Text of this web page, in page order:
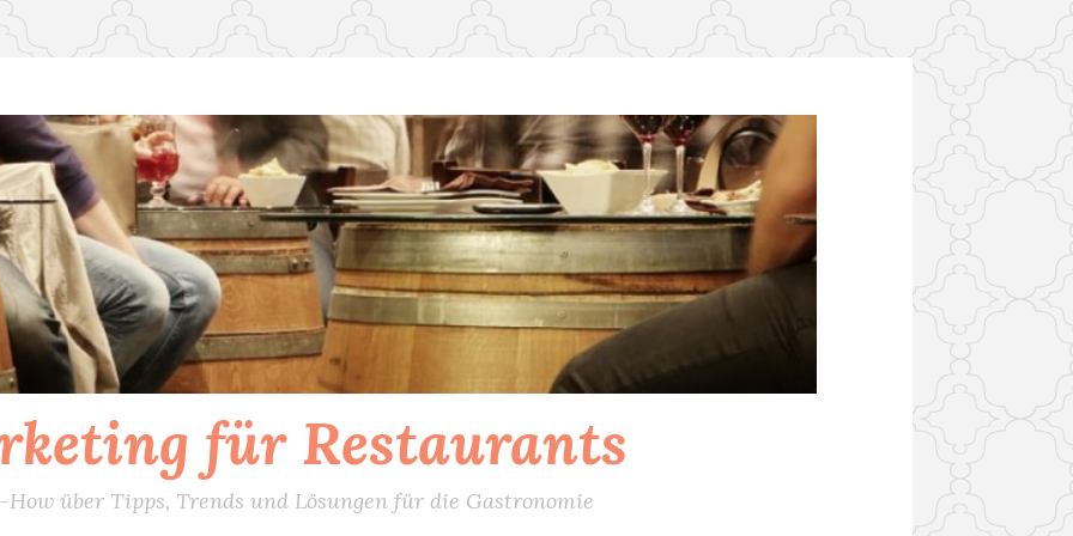
für Restaurants
How über Tipps, Trends und Lösungen für die Gastronomie